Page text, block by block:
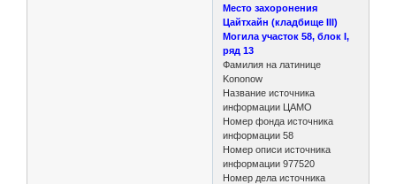
Место захоронения
Цайтхайн (кладбище III)
Могила участок 58, блок I,
ряд 13
Фамилия на латинице
Kononow
Название источника
информации ЦАМО
Номер фонда источника
информации 58
Номер описи источника
информации 977520
Номер дела источника